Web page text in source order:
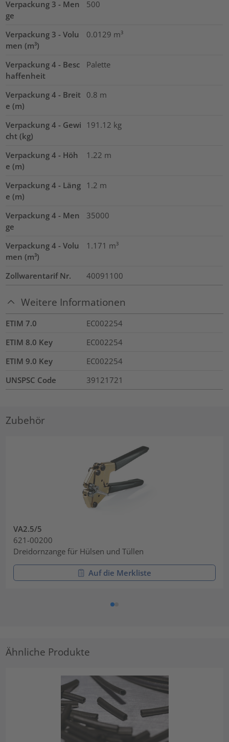
Verpackung 3 - Men
ge
500
Verpackung 3 - Volu
men (m³)
0.0129 m³
Verpackung 4 - Besc
haffenheit
Palette
Verpackung 4 - Breit
e (m)
0.8 m
Verpackung 4 - Gewi
cht (kg)
191.12 kg
Verpackung 4 - Höh
e (m)
1.22 m
Verpackung 4 - Läng
e (m)
1.2 m
Verpackung 4 - Men
ge
35000
Verpackung 4 - Volu
men (m³)
1.171 m³
Zollwarentarif Nr. 40091100
Weitere Informationen
ETIM 7.0
EC002254
ETIM 8.0 Key
EC002254
ETIM 9.0 Key
EC002254
UNSPSC Code
39121721
Zubehör
VA2.5/5
621-00200
Dreidornzange für Hülsen und Tüllen
Auf die Merkliste
Ähnliche Produkte